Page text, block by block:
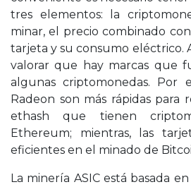
tres elementos: la
minar, el precio combinado
tarjeta y su consumo eléctrico.
valorar que hay marcas que
algunas criptomonedas. Por
Radeon son más rápidas para
ethash que tienen
Ethereum; mientras, las
eficientes en el minado de
La minería ASIC está basada